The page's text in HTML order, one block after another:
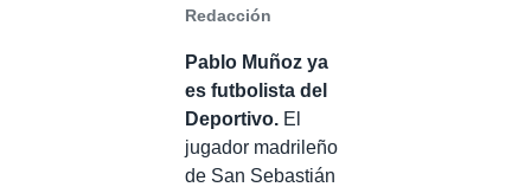
Redacción
Pablo Muñoz ya
es futbolista del
Deportivo. El
jugador madrileño
de San Sebastián